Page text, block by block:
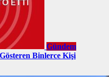
Gündem
Binlerce Kişi